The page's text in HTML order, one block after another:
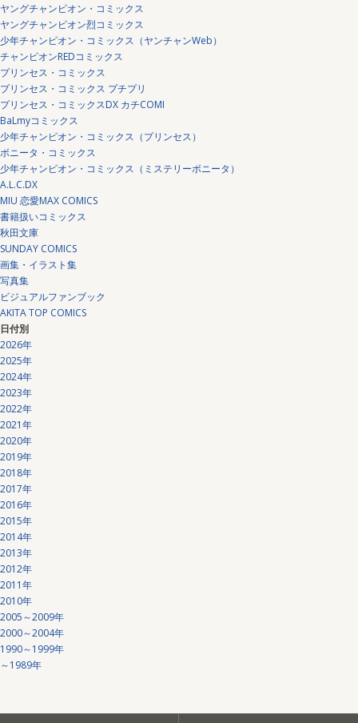
ヤングチャンピオン・コミックス
ヤングチャンピオン烈コミックス
少年チャンピオン・コミックス（ヤンチャンWeb）
チャンピオンREDコミックス
プリンセス・コミックス
プリンセス・コミックス プチプリ
プリンセス・コミックスDX カチCOMI
BaLmyコミックス
少年チャンピオン・コミックス（プリンセス）
ボニータ・コミックス
少年チャンピオン・コミックス（ミステリーボニータ）
A.L.C.DX
MIU 恋愛MAX COMICS
書籍扱いコミックス
秋田文庫
SUNDAY COMICS
画集・イラスト集
写真集
ビジュアルファンブック
AKITA TOP COMICS
日付別
2026年
2025年
2024年
2023年
2022年
2021年
2020年
2019年
2018年
2017年
2016年
2015年
2014年
2013年
2012年
2011年
2010年
2005～2009年
2000～2004年
1990～1999年
～1989年